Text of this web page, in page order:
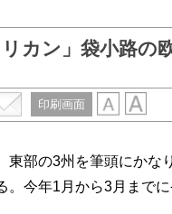
カン」袋小路の
印刷画面
部の3州を筆頭にかな
。今年1月から3月まで